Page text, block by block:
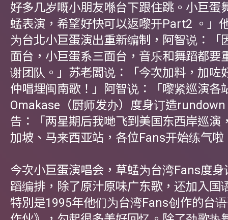
好多几岁嘅小朋友喺台下跟住跳。小巨蛋
蜢表演，希望好快可以返嚟开Part2 。」
为台北小巨蛋演出重新编制，阿智说：「
面台，小巨蛋系三面台，音乐和舞蹈都要
谢团队。」苏老闆说：「今次加料，加咗
仲唱埋闽南歌！」阿智说：「嚟紧巡演各
Omakase（厨师发办）度身订造
告：「两星期后我哋飞到美国东西岸巡演
加坡、马来西亚站，各位Fans开始练气啦
今次小巨蛋演唱会，草蜢为台湾Fans度
蹈编排，除了原汁原味广东歌，还加入国
特別是1995年他们为台湾Fans创作的台